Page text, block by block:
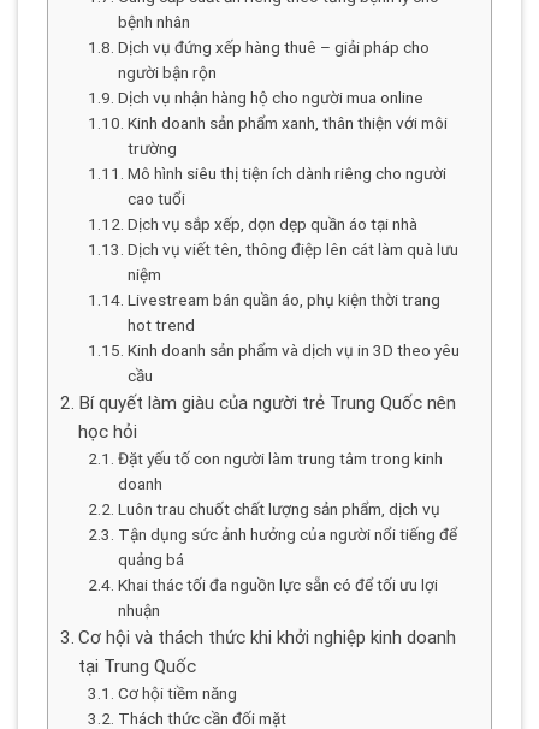
bệnh nhân
Dịch vụ đứng xếp hàng thuê – giải pháp cho
người bận rộn
Dịch vụ nhận hàng hộ cho người mua online
Kinh doanh sản phẩm xanh, thân thiện với môi
trường
Mô hình siêu thị tiện ích dành riêng cho người
cao tuổi
Dịch vụ sắp xếp, dọn dẹp quần áo tại nhà
Dịch vụ viết tên, thông điệp lên cát làm quà lưu
niệm
Livestream bán quần áo, phụ kiện thời trang
hot trend
Kinh doanh sản phẩm và dịch vụ in 3D theo yêu
cầu
Bí quyết làm giàu của người trẻ Trung Quốc nên
học hỏi
Đặt yếu tố con người làm trung tâm trong kinh
doanh
Luôn trau chuốt chất lượng sản phẩm, dịch vụ
Tận dụng sức ảnh hưởng của người nổi tiếng để
quảng bá
Khai thác tối đa nguồn lực sẵn có để tối ưu lợi
nhuận
Cơ hội và thách thức khi khởi nghiệp kinh doanh
tại Trung Quốc
Cơ hội tiềm năng
Thách thức cần đối mặt